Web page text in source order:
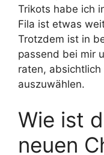
Trikots habe ich
Fila ist etwas
Trotzdem ist in
passend bei mir
raten, absichtlich
auszuwählen.
Wie ist
neuen